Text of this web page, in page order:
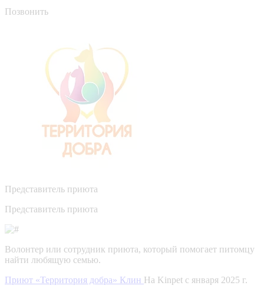
Позвонить
Представитель приюта
Представитель приюта
Волонтер или сотрудник приюта, который помогает питомцу
найти любящую семью.
Приют «Территория добра» Клин На Kinpet c января 2025 г.